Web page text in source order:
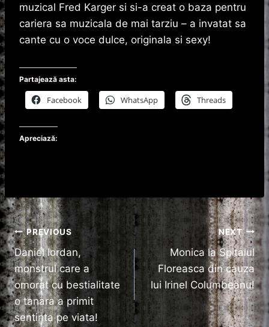
muzical Fred Karger si si-a creat o baza pentru
cariera sa muzicala de mai tarziu – a invatat sa
cante cu o voce dulce, originala si sexy!
Partajează asta:
Facebook WhatsApp Threads
Apreciază:
Navigare
în
articole
PREVIOUS
Daniel Iordan,
monstrul care a
omorat cu bestialitate
o tanara a primit
sentinta pe viata!
NEXT
Monica la Spitalul
Floreasca din cauza
lui Irinel Columbeanu!